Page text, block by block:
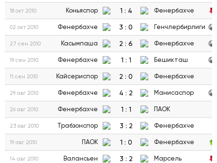
18 окт 2010 Коньяспор 1 : 4 Фенербахче
02 окт 2010 Фенербахче 3 : 0 Генчлербирлиги
27 сен 2010 Касымпаша 2 : 6 Фенербахче
19 сен 2010 Фенербахче 1 : 1 Бешикташ
11 сен 2010 Кайсериспор 2 : 0 Фенербахче
29 авг 2010 Фенербахче 4 : 2 Манисаспор
26 авг 2010 Фенербахче 1 : 1 ПАОК
23 авг 2010 Трабзонспор 3 : 2 Фенербахче
19 авг 2010 ПАОК 1 : 0 Фенербахче
14 авг 2010 Валансьен 3 : 2 Марсель